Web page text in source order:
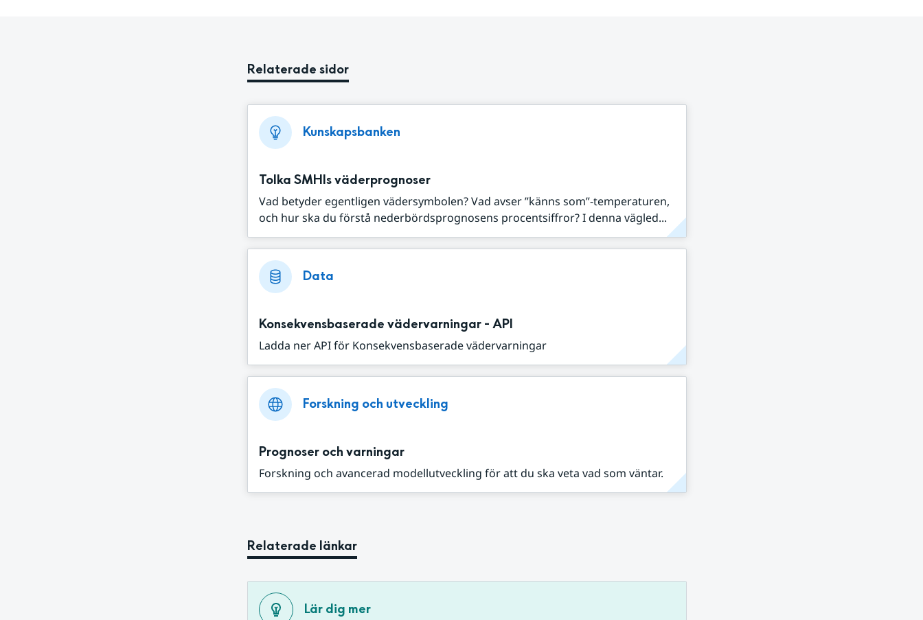
Relaterade sidor
Kunskapsbanken
Tolka SMHIs väderprognoser
Vad betyder egentligen vädersymbolen? Vad avser ”känns som”-temperaturen,
och hur ska du förstå nederbördsprognosens procentsiffror? I denna vägled...
Data
Konsekvensbaserade vädervarningar - API
Ladda ner API för Konsekvensbaserade vädervarningar
Forskning och utveckling
Prognoser och varningar
Forskning och avancerad modellutveckling för att du ska veta vad som väntar.
Relaterade länkar
Lär dig mer